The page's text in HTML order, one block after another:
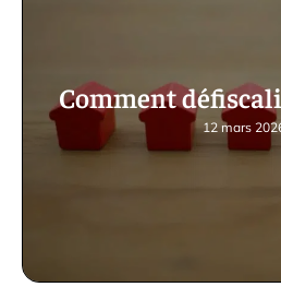
Comment
12 mars